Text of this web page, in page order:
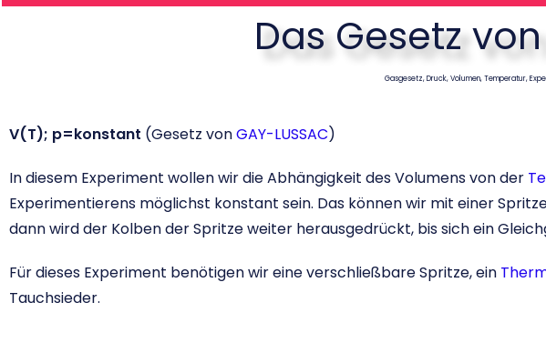
Das Gesetz von
Gasgesetz, Druck, Volumen, Temperatur,
V(T); p=konstant (Gesetz vonGAY-LUSSAC)
In diesem Experiment wollen wir die Abhängigkeit des Volumens von der
Experimentierens möglichst konstant sein. Das können wir mit einer
dann wird der Kolben der Spritze weiter herausgedrückt, bis sich ein
Für dieses Experiment benötigen wir eine verschließbare Spritze, ein
Tauchsieder.